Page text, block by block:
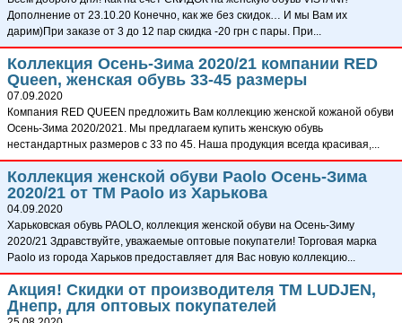
Дополнение от 23.10.20 Конечно, как же без скидок… И мы Вам их
дарим)При заказе от 3 до 12 пар скидка -20 грн с пары. При...
Коллекция Осень-Зима 2020/21 компании RED
Queen, женская обувь 33-45 размеры
07.09.2020
Компания RED QUEEN предложить Вам коллекцию женской кожаной обуви
Осень-Зима 2020/2021. Мы предлагаем купить женскую обувь
нестандартных размеров с 33 по 45. Наша продукция всегда красивая,...
Коллекция женской обуви Paolo Осень-Зима
2020/21 от ТМ Paolo из Харькова
04.09.2020
Харьковская обувь PAOLO, коллекция женской обуви на Осень-Зиму
2020/21 Здравствуйте, уважаемые оптовые покупатели! Торговая марка
Paolo из города Харьков предоставляет для Вас новую коллекцию...
Акция! Скидки от производителя ТМ LUDJEN,
Днепр, для оптовых покупателей